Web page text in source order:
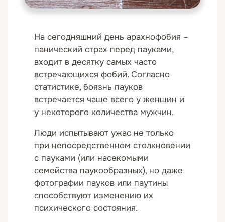
На сегодняшний день арахнофобия –
панический страх перед пауками,
входит в десятку самых часто
встречающихся фобий. Согласно
статистике, боязнь пауков
встречается чаще всего у женщин и
у некоторого количества мужчин.
Люди испытывают ужас не только
при непосредственном столкновении
с пауками (или насекомыми
семейства паукообразных), но даже
фотографии пауков или паутины
способствуют изменению их
психического состояния.